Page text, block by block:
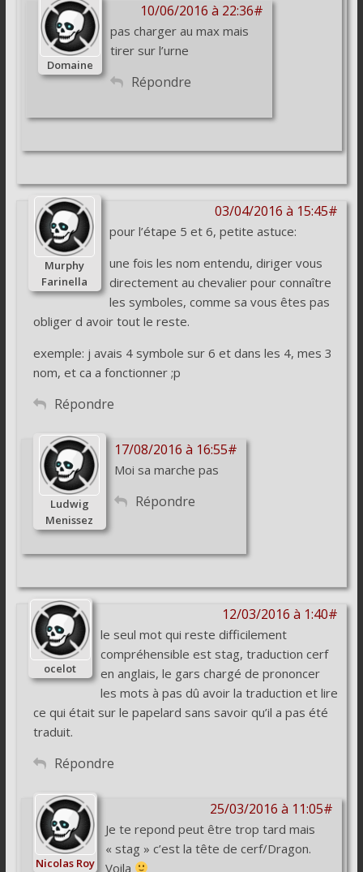
10/06/2016 à 22:36#
Domaine
pas charger au max mais
tirer sur l’urne
Répondre
03/04/2016 à 15:45#
Murphy
Farinella
pour l’étape 5 et 6, petite astuce:
une fois les nom entendu, diriger vous
directement au chevalier pour connaître
les symboles, comme sa vous êtes pas
obliger d avoir tout le reste.
exemple: j avais 4 symbole sur 6 et dans les 4, mes 3
nom, et ca a fonctionner ;p
Répondre
17/08/2016 à 16:55#
Ludwig
Menissez
Moi sa marche pas
Répondre
12/03/2016 à 1:40#
ocelot
le seul mot qui reste difficilement
compréhensible est stag, traduction cerf
en anglais, le gars chargé de prononcer
les mots à pas dû avoir la traduction et lire
ce qui était sur le papelard sans savoir qu’il a pas été
traduit.
Répondre
25/03/2016 à 11:05#
Nicolas Roy
Je te repond peut être trop tard mais
« stag » c’est la tête de cerf/Dragon.
Voila